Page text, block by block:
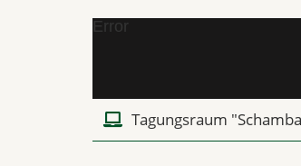
Error
Tagungsraum